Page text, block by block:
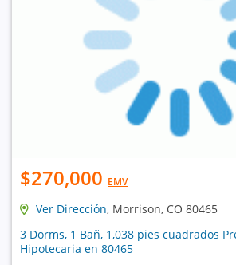
$270,000 EMV
Ver Dirección, Morrison, CO 80465
3 Dorms, 1 Bañ, 1,038 pies cuadrados
Hipotecaria en 80465